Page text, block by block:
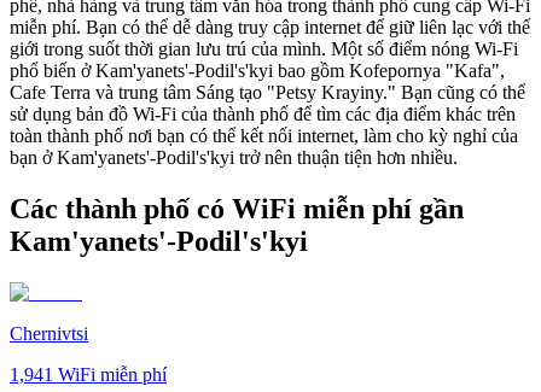
phê, nhà hàng và trung tâm văn hóa trong thành phố cung cấp Wi-Fi
miễn phí. Bạn có thể dễ dàng truy cập internet để giữ liên lạc với thế
giới trong suốt thời gian lưu trú của mình. Một số điểm nóng Wi-Fi
phổ biến ở Kam'yanets'-Podil's'kyi bao gồm Kofepornya "Kafa",
Cafe Terra và trung tâm Sáng tạo "Petsy Krayiny." Bạn cũng có thể
sử dụng bản đồ Wi-Fi của thành phố để tìm các địa điểm khác trên
toàn thành phố nơi bạn có thể kết nối internet, làm cho kỳ nghỉ của
bạn ở Kam'yanets'-Podil's'kyi trở nên thuận tiện hơn nhiều.
Các thành phố có WiFi miễn phí gần
Kam'yanets'-Podil's'kyi
Chernivtsi
1,941 WiFi miễn phí